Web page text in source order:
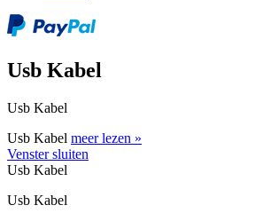
Usb Kabel
Usb Kabel
Usb Kabel meer lezen »
Venster sluiten
Usb Kabel
Usb Kabel